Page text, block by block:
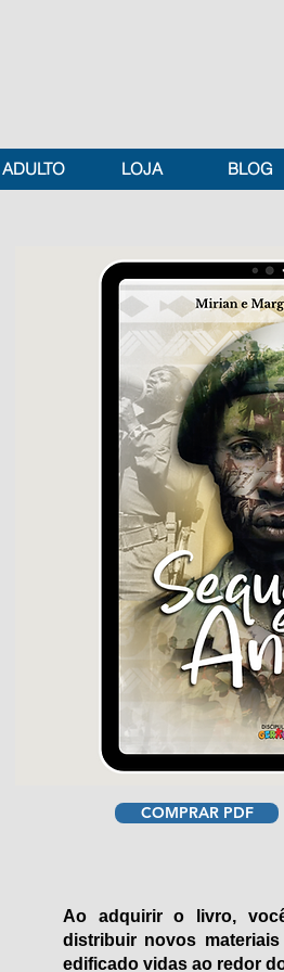
ADULTO LOJA BLOG
COMPRAR PDF
Ao adquirir o livro,
distribuir novos
edificado vidas ao redor